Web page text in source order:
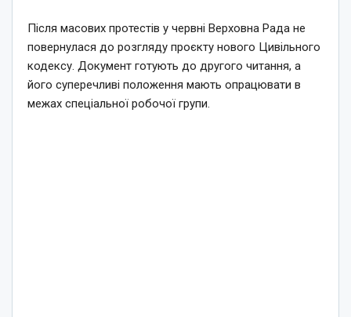
Після масових протестів у червні Верховна Рада не
повернулася до розгляду проєкту нового Цивільного
кодексу. Документ готують до другого читання, а
його суперечливі положення мають опрацювати в
межах спеціальної робочої групи.